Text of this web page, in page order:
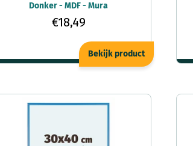
Donker - MDF - Mura
€18,49
Bekijk product